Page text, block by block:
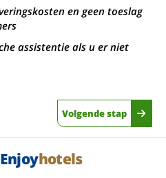
en geen toeslag
assistentie als u er niet
Volgende stap
Enjoyhotels